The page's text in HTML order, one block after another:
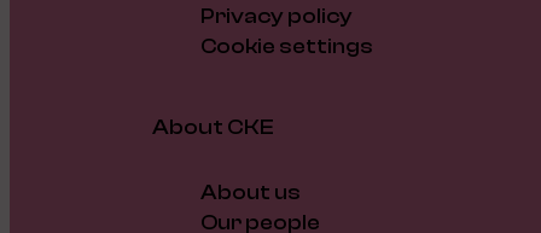
Privacy policy
Cookie settings
About CKE
About us
Our people